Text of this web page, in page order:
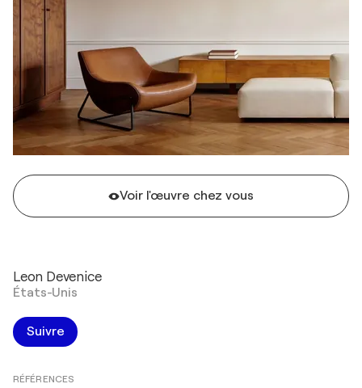
Voir l'œuvre chez vous
Leon Devenice
États-Unis
Suivre
RÉFÉRENCES